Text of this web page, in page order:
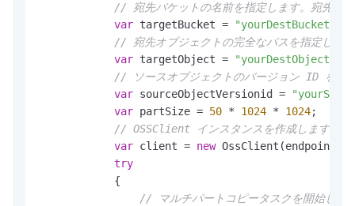
// 宛先バケットの名前を指定します。宛先バ
var targetBucket =
// 宛先オブジェクトの完全なパスを指定しま
var targetObject =
// ソースオブジェクトのバージョン ID を指
var sourceObjectVersionid =
var partSize = 50 * 1024 * 1024;
// OSSClient インスタンスを作成します。
var client = new OssClient(endpoint,
try
            {
// マルチパートコピータスクを開始し